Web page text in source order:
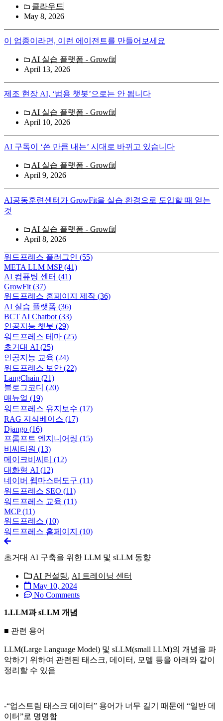
클라우드
May 8, 2026
이 업종이라면, 이런 에이전트를 만들어보세요
AI 실습 플랫폼 - Growfit
April 13, 2026
제조 현장 AI, ‘범용 챗봇’으로는 안 됩니다
AI 실습 플랫폼 - Growfit
April 10, 2026
AI 구독이 ‘쓴 만큼 내는’ 시대로 바뀌고 있습니다
AI 실습 플랫폼 - Growfit
April 9, 2026
AI공동훈련센터가 GrowFit을 실습 환경으로 도입할 때 얻는
것
AI 실습 플랫폼 - Growfit
April 8, 2026
워드프레스 플러그인 (55)
META LLM MSP(41)
AI 컴퓨팅 센터 (41)
GrowFit (37)
워드프레스 홈페이지 제작 (36)
AI 실습 플랫폼 (36)
BCT AI Chatbot (33)
인공지능 챗봇 (29)
워드프레스 테마 (25)
초거대 AI (25)
인공지능 교육 (24)
워드프레스 보안 (22)
LangChain (21)
블로그코디 (20)
매뉴얼 (19)
워드프레스 유지보수 (17)
RAG 지식베이스 (17)
Django (16)
프롬프트 엔지니어링 (15)
비씨티원 (13)
메이크비씨티 (12)
대화형 AI (12)
네이버 웹마스터도구 (11)
워드프레스 SEO (11)
워드프레스 교육 (11)
MCP(11)
워드프레스 (10)
워드프레스 홈페이지 (10)
초거대 AI 구축을 위한 LLM 및 sLLM 동향
AI 컨설팅, AI 트레이닝 센터
May 10, 2024
No Comments
1.LLM과 sLLM 개념
■ 관련 용어
LLM(Large Language Model) 및 sLLM(small LLM)의 개념을 파
악하기 위하여 관련된 태스크, 데이터, 모델 등을 아래와 같이
정리할 수 있음
-“업스트림 태스크 데이터” 용어가 너무 길기 때문에 “일반 데
이터”로 명명함